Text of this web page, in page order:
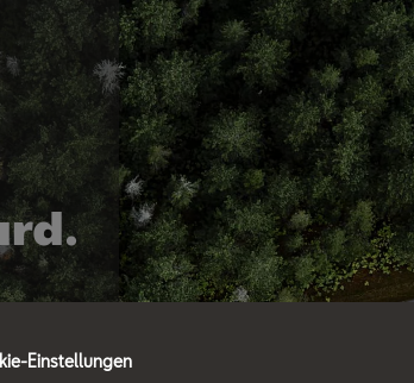
Einstellungen